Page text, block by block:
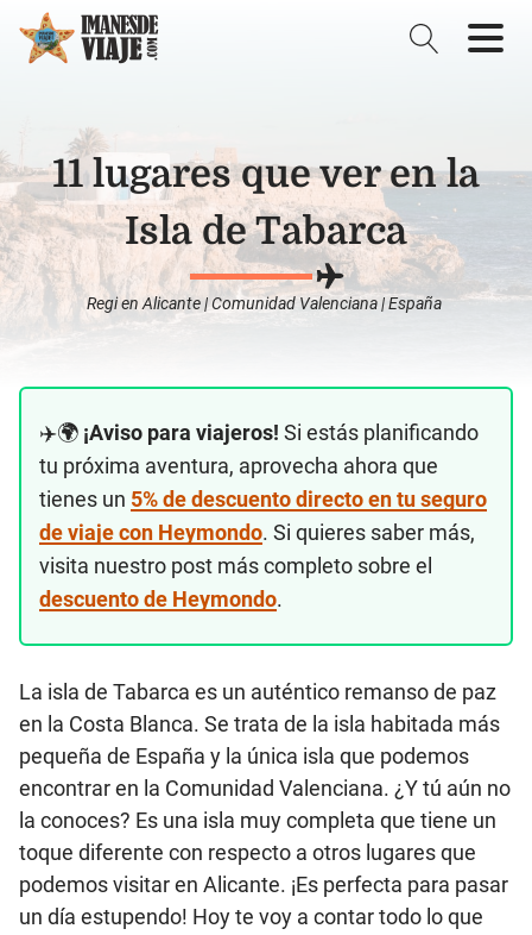
11 lugares que ver en la
Isla de Tabarca
Regien Alicante|Comunidad Valenciana|España
✈️🌍 ¡Aviso para viajeros! Si estás planificando
tu próxima aventura, aprovecha ahora que
tienes un 5% de descuento directo en tu seguro
de viaje con Heymondo. Si quieres saber más,
visita nuestro post más completo sobre el
descuento de Heymondo.
La isla de Tabarca es un auténtico remanso de paz
en la Costa Blanca. Se trata de la isla habitada más
pequeña de España y la única isla que podemos
encontrar en la Comunidad Valenciana. ¿Y tú aún no
la conoces? Es una isla muy completa que tiene un
toque diferente con respecto a otros lugares que
podemos visitar en Alicante. ¡Es perfecta para pasar
un día estupendo! Hoy te voy a contar todo lo que